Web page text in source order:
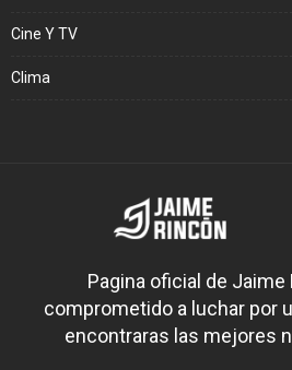
Cine Y TV
Clima
Pagina oficial de Jaime
comprometido a luchar por
encontraras las mejores